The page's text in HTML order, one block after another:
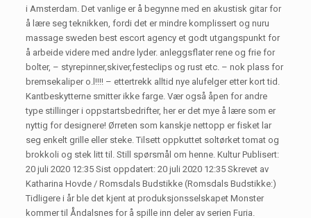
i Amsterdam. Det vanlige er å begynne med en akustisk gitar for
å lære seg teknikken, fordi det er mindre komplissert og nuru
massage sweden best escort agency et godt utgangspunkt for
å arbeide videre med andre lyder. anleggsflater rene og frie for
bolter, – styrepinner,skiver,festeclips og rust etc. – nok plass for
bremsekaliper o.l!!!! – ettertrekk alltid nye alufelger etter kort tid.
Kantbeskytterne smitter ikke farge. Vær også åpen for andre
type stillinger i oppstartsbedrifter, her er det mye å lære som er
nyttig for designere! Ørreten som kanskje nettopp er fisket lar
seg enkelt grille eller steke. Tilsett oppkuttet soltørket tomat og
brokkoli og stek litt til. Still spørsmål om henne. Kultur Publisert:
20 juli 2020 12:35 Sist oppdatert: 20 juli 2020 12:35 Skrevet av
Katharina Hovde / Romsdals Budstikke (Romsdals Budstikke:)
Tidligere i år ble det kjent at produksjonsselskapet Monster
kommer til Åndalsnes for å spille inn deler av serien Furia.